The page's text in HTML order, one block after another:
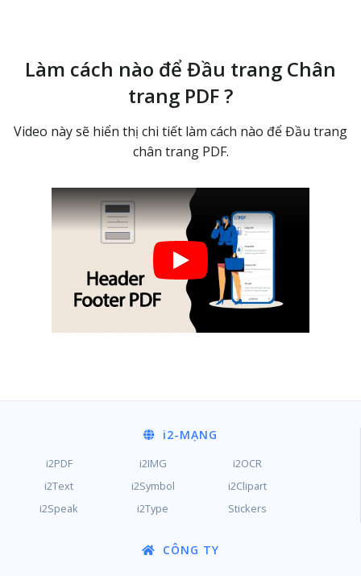
Làm cách nào để Đầu trang Chân
trang PDF ?
Video này sẽ hiển thị chi tiết làm cách nào để Đầu trang
chân trang PDF.
i2-MẠNG
i2PDF i2IMG
i2OCR
i2Text
i2Symbol
i2Clipart
i2Speak
i2Type Stickers
CÔNG TY